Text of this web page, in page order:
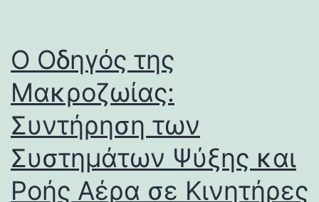
Ο Οδηγός της
Μακροζωίας:
Συντήρηση των
Συστημάτων Ψύξης και
Ροής Αέρα σε Κινητήρες